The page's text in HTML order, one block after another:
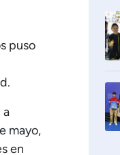
puso
a
mayo,
en